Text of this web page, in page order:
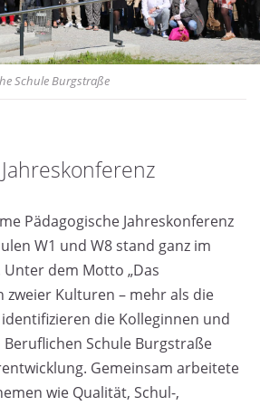
Schule Burgstraße
Pädagogische Jahreskonferenz
W1 und W8 stand ganz im
dem Motto „Das
zweier Kulturen – mehr als die
die Kolleginnen und
Schule Burgstraße
Gemeinsam arbeitete
wie Qualität, Schul-,